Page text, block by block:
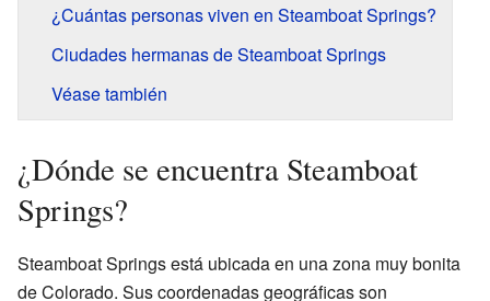
¿Cuántas personas viven en Steamboat Springs?
Ciudades hermanas de Steamboat Springs
Véase también
¿Dónde se encuentra Steamboat
Springs?
Steamboat Springs está ubicada en una zona muy bonita
de Colorado. Sus coordenadas geográficas son